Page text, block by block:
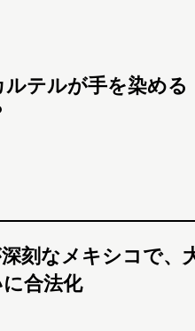
テルが手を染める
刻なメキシコで、
合法化